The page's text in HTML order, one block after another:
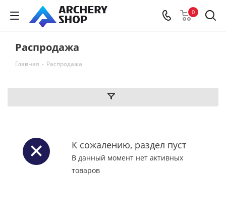
0
Распродажа
Главная - Распродажа
К сожалению, раздел пуст
В данный момент нет активных
товаров